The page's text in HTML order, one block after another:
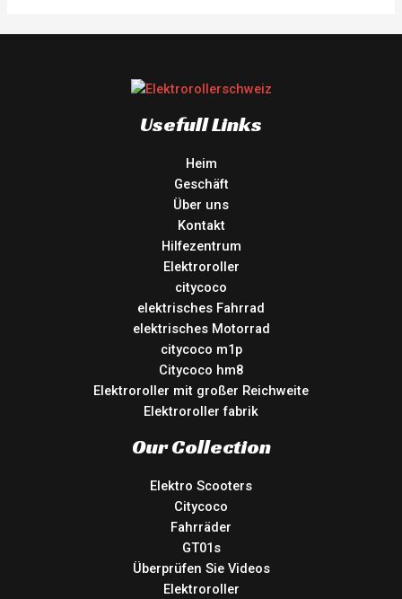
Usefull Links
Heim
Geschäft
Über uns
Kontakt
Hilfezentrum
Elektroroller
citycoco
elektrisches Fahrrad
elektrisches Motorrad
citycoco m1p
Citycoco hm8
Elektroroller mit großer Reichweite
Elektroroller fabrik
Our Collection
Elektro Scooters
Citycoco
Fahrräder
GT01s
Überprüfen Sie Videos
Elektroroller